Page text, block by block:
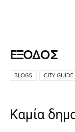
ΕΞΟΔΟΣ
BLOGS CITY GUIDE
Καμία